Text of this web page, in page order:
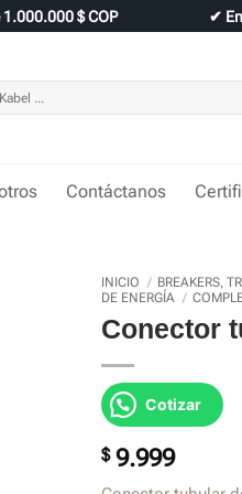
$ COP ✔
Contáctanos
INICIO / BREAKERS,
DE ENERGÍA /
Conector
Cotizar
$9.999